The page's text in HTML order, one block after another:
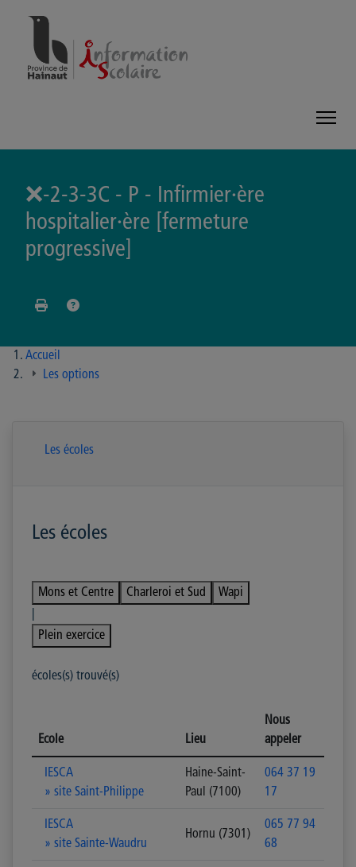
❌-2-3-3C - P - Infirmier·ère
hospitalier·ère [fermeture
progressive]
Accueil
Les options
Les écoles
Les écoles
Mons et Centre Charleroi et Sud
Wapi
Plein exercice
écoles(s) trouvé(s)
Ecole Lieu
Nous
appeler
IESCA
» site Saint-Philippe
Haine-Saint-
Paul (7100)
064 37 19
17
IESCA
» site Sainte-Waudru
Hornu (7301)
065 77 94
68